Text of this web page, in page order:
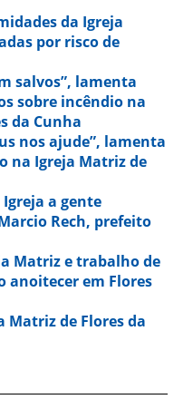
da Igreja
por risco de
salvos”, lamenta
sobre incêndio na
da Cunha
nos ajude”, lamenta
na Igreja Matriz de
Igreja a gente
Rech, prefeito
Matriz e trabalho de
anoitecer em Flores
Matriz de Flores da